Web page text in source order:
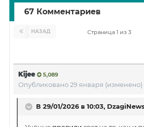
67 Комментариев
НАЗАД Страница 1 из 3
Kijee 5,089
Опубликовано29 января (изменено)
В 29/01/2026 в 10:03,